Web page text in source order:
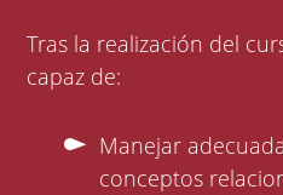
Tras la realización del
capaz de:
Manejar
conceptos